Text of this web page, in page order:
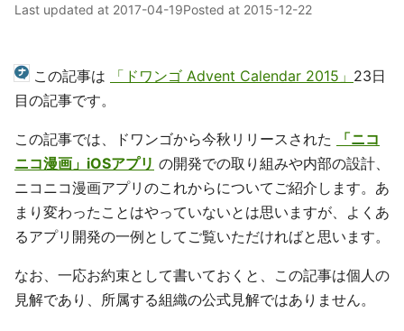
Last updated at 2017-04-19Posted at 2015-12-22
この記事は 「ドワンゴ Advent Calendar 2015」 23日
目の記事です。
この記事では、ドワンゴから今秋リリースされた
「ニコ
ニコ漫画」iOSアプリ の開発での取り組みや内部の設計、
ニコニコ漫画アプリのこれからについてご紹介します。あ
まり変わったことはやっていないとは思いますが、よくあ
るアプリ開発の一例としてご覧いただければと思います。
なお、一応お約束として書いておくと、この記事は個人の
見解であり、所属する組織の公式見解ではありません。